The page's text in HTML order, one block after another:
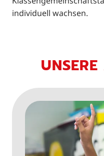
individuell wachsen.